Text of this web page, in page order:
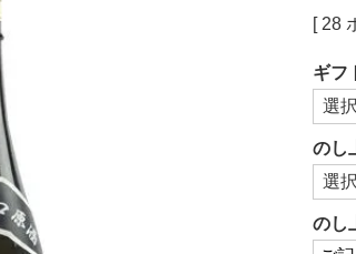
[ 28
ギフ
のし
のし